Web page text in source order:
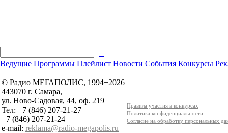
Ведущие Программы Плейлист Новости События Конкурсы
© Радио МЕГАПОЛИС, 1994−2026
443070 г. Самара,
ул. Ново-Садовая, 44, оф. 219
Тел: +7 (846) 207-21-27
+7 (846) 207-21-24
e-mail: reklama@radio-megapolis.ru
Правила участия в конкурсах
Политика конфиденциальности
Согласие на обработку персональных